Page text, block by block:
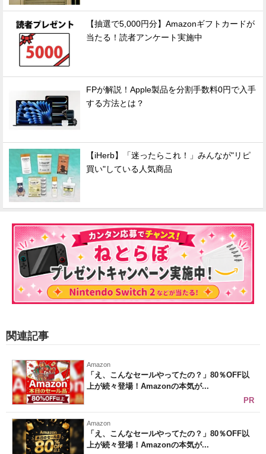
【抽選で5,000円分】Amazonギフトカードが
当たる！読者アンケート実施中
FPが解説！Apple製品を分割手数料0円で入手
する方法とは？
【iHerb】「迷ったらこれ！」みんなが"リピ
買い"している人気商品
関連記事
Amazon
「え、こんなセールやってたの？」80％OFF以
上が続々登場！Amazonの本気が...
PR
Amazon
「え、こんなセールやってたの？」80％OFF以
上が続々登場！Amazonの本気が...